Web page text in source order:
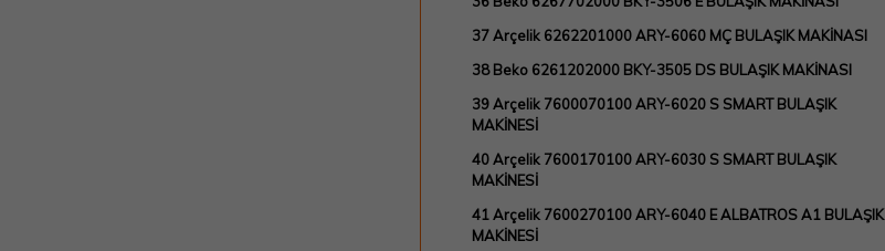
37 Arçelik 6262201000 ARY-6060 MÇ BULAŞIK MAKİNASI
38 Beko 6261202000 BKY-3505 DS BULAŞIK MAKİNASI
39 Arçelik 7600070100 ARY-6020 S SMART BULAŞIK
MAKİNESİ
40 Arçelik 7600170100 ARY-6030 S SMART BULAŞIK
MAKİNESİ
41 Arçelik 7600270100 ARY-6040 E ALBATROS A1 BULAŞIK
MAKİNESİ